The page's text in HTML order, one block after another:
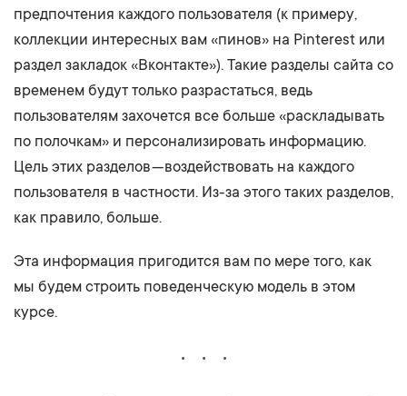
предпочтения каждого пользователя (к примеру,
коллекции интересных вам «пинов» на Pinterest или
раздел закладок «Вконтакте»). Такие разделы сайта со
временем будут только разрастаться, ведь
пользователям захочется все больше «раскладывать
по полочкам» и персонализировать информацию.
Цель этих разделов — воздействовать на каждого
пользователя в частности. Из-за этого таких разделов,
как правило, больше.
Эта информация пригодится вам по мере того, как
мы будем строить поведенческую модель в этом
курсе.